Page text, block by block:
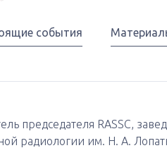
события
председателя RASSC,
радиологии им. Н. А.